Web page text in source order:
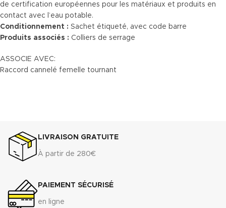
de certification européennes pour les matériaux et produits en
contact avec l’eau potable.
Conditionnement : Sachet étiqueté, avec code barre
Produits associés : Colliers de serrage
ASSOCIE AVEC:
Raccord cannelé femelle tournant
LIVRAISON GRATUITE
À partir de 280€
PAIEMENT SÉCURISÉ
en ligne